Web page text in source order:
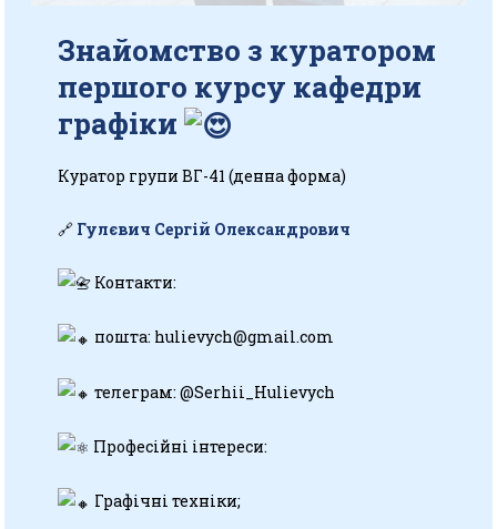
Знайомство з куратором
першого курсу кафедри
графіки
Куратор групи ВГ-41 (денна форма)
🔗 Гулєвич Сергій Олександрович
Контакти:
пошта: hulievych@gmail.com
телеграм: @Serhii_Hulievych
Професійні інтереси:
Графічні техніки;